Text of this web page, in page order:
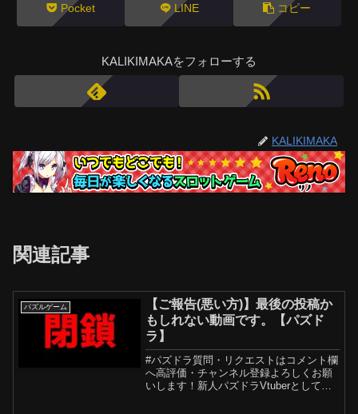
Pocket LINE コピー
KALIKIMAKAをフォローする
KALIKIMAKA
関連記事
パズルゲーム
【ご報告(悪い方)】最後の投稿か
もしれない動画です。【パズド
ラ】
#パズドラ質問・リクエストはコメント欄
へ高評価・チャンネル登録よろしくお願
いします！新人パズドラVtuberとしてデ